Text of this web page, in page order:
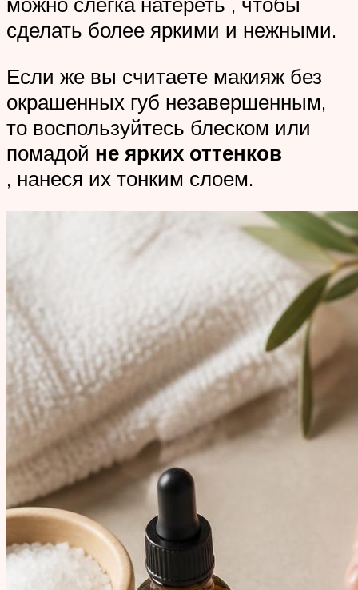
сделать более яркими и нежными.
Если же вы считаете макияж без
окрашенных губ незавершенным,
то воспользуйтесь блеском или
помадой не ярких оттенков
, нанеся их тонким слоем.